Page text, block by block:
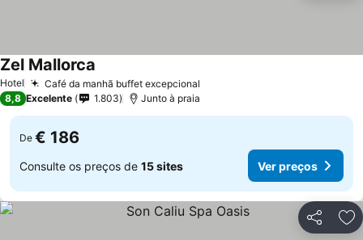
Hotel Café da manhã buffet excepcional
Zel Mallorca
8,8 Excelente 1.803 Junto à praia
De € 186
Consulte os preços de 15 sites Ver preços
Partilhar